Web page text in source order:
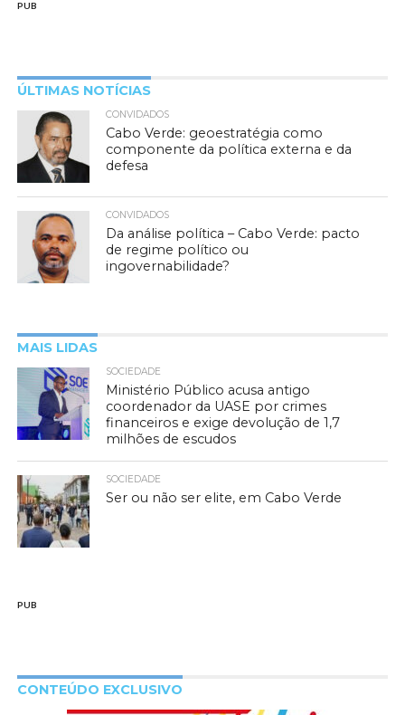
PUB
ÚLTIMAS NOTÍCIAS
CONVIDADOS
Cabo Verde: geoestratégia como
componente da política externa e da
defesa
CONVIDADOS
Da análise política – Cabo Verde: pacto
de regime político ou
ingovernabilidade?
MAIS LIDAS
SOCIEDADE
Ministério Público acusa antigo
coordenador da UASE por crimes
financeiros e exige devolução de 1,7
milhões de escudos
SOCIEDADE
Ser ou não ser elite, em Cabo Verde
PUB
CONTEÚDO EXCLUSIVO